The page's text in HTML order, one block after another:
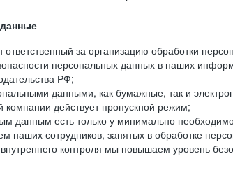
за организацию обработки
персональных данных в наших
РФ;
данными, как бумажные, так и
компании действует пропускной режим;
данным есть только у минимально
наших сотрудников, занятых в обработке
контроля мы повышаем уровень